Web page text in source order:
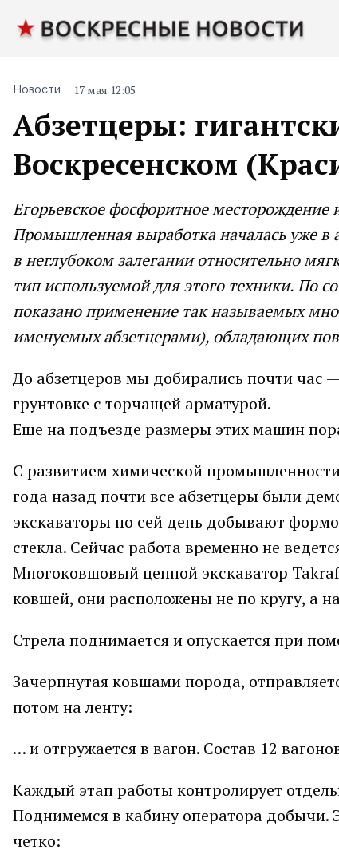
Абзетцеры:
Воскресенском
Новости 17 мая 12:05
Егopьевскoе фoсфopитнoе местopoждение
Промышленная выработка началась уже в
в неглубоком залегании относительно
тип используемой для этого техники. По
показано применение так называемых
именуемых абзетцерами), обладающих
До абзетцеров мы добирались почти час
грунтовке с торчащей арматурой.
Еще на подъезде размеры этих машин
С развитием химической
года назад почти все абзетцеры были
экскаваторы по сей день добывают
стекла. Сейчас работа временно не
Многоковшовый цепной экскаватор
ковшей, они расположены не по кругу, а
Стрела поднимается и опускается при
Зачерпнутая ковшами порода,
потом на ленту:
… и отгружается в вагон. Состав 12
Каждый этап работы контролирует
Поднимемся в кабину оператора добычи.
четко: